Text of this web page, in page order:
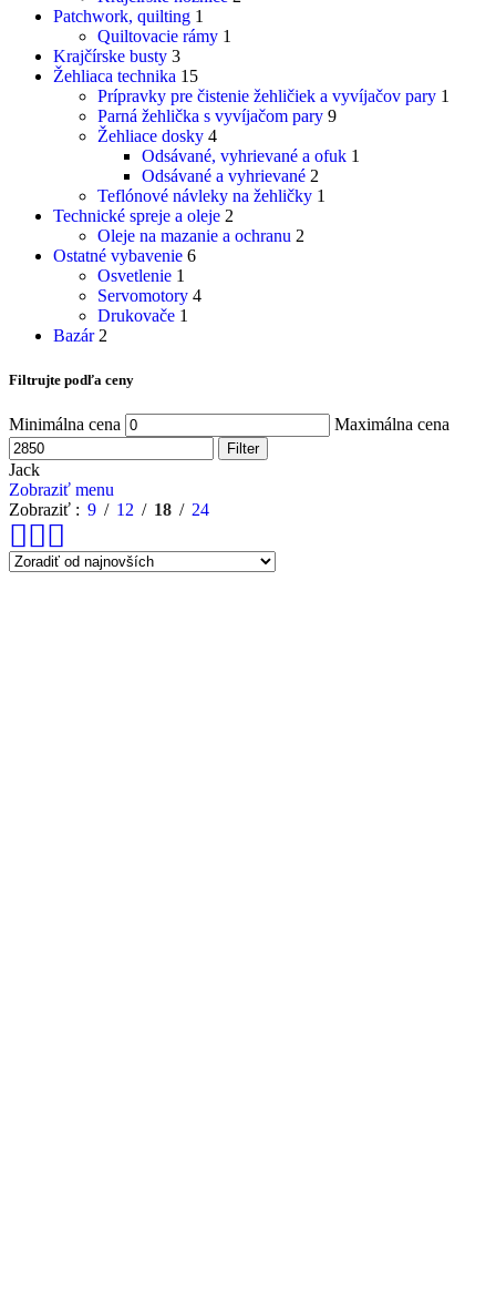
Patchwork, quilting 1
Quiltovacie rámy 1
Krajčírske busty 3
Žehliaca technika 15
Prípravky pre čistenie žehličiek a vyvíjačov pary 1
Parná žehlička s vyvíjačom pary 9
Žehliace dosky 4
Odsávané, vyhrievané a ofuk 1
Odsávané a vyhrievané 2
Teflónové návleky na žehličky 1
Technické spreje a oleje 2
Oleje na mazanie a ochranu 2
Ostatné vybavenie 6
Osvetlenie 1
Servomotory 4
Drukovače 1
Bazár 2
Filtrujte podľa ceny
Minimálna cena Maximálna cena
Filter
Jack
Zobraziť menu
Zobraziť
9 12 18 24